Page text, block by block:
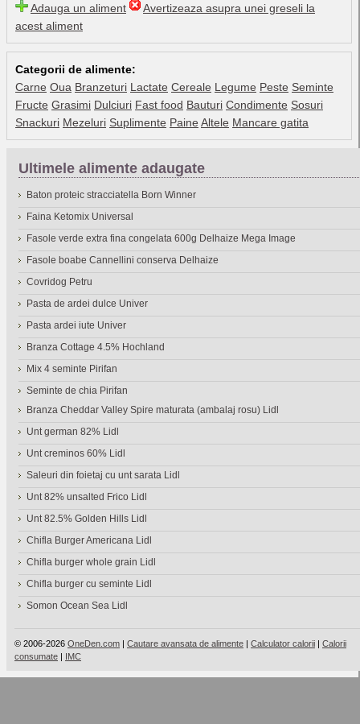
Adauga un aliment
Avertizeaza asupra unei greseli la
acest aliment
Categorii de alimente:
Carne Oua Branzeturi Lactate Cereale Legume Peste Seminte
Fructe Grasimi Dulciuri Fast food Bauturi Condimente Sosuri
Snackuri Mezeluri Suplimente Paine Altele Mancare gatita
Ultimele alimente adaugate
Baton proteic stracciatella Born Winner
Faina Ketomix Universal
Fasole verde extra fina congelata 600g Delhaize Mega Image
Fasole boabe Cannellini conserva Delhaize
Covridog Petru
Pasta de ardei dulce Univer
Pasta ardei iute Univer
Branza Cottage 4.5% Hochland
Mix 4 seminte Pirifan
Seminte de chia Pirifan
Branza Cheddar Valley Spire maturata (ambalaj rosu) Lidl
Unt german 82% Lidl
Unt creminos 60% Lidl
Saleuri din foietaj cu unt sarata Lidl
Unt 82% unsalted Frico Lidl
Unt 82.5% Golden Hills Lidl
Chifla Burger Americana Lidl
Chifla burger whole grain Lidl
Chifla burger cu seminte Lidl
Somon Ocean Sea Lidl
© 2006-2026 OneDen.com | Cautare avansata de alimente | Calculator calorii | Calorii
consumate | IMC